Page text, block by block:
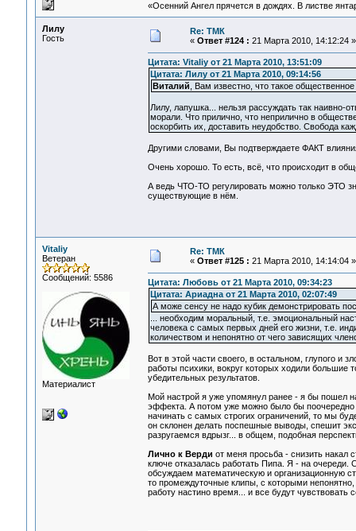
«Осенний Ангел прячется в дождях. В листве
Лилу
Гость
Re: ТМК
« Ответ #124 : 21 Марта 2010, 14:12:24 »
Цитата: Vitaliy от 21 Марта 2010, 13:51:09
Цитата: Лилу от 21 Марта 2010, 09:14:56
Виталий , Вам известно, что такое
Лилу, лапушка... нельзя рассуждать так наивно-
морали. Что прилично, что неприлично в
оскорбить их, доставить неудобство. Свобода
Другими словами, Вы подтверждаете ФАКТ
Очень хорошо. То есть, всё, что происходит в
А ведь ЧТО-ТО регулировать можно только ЭТО
существующие в нём.
Vitaliy
Ветеран
Сообщений: 5586
Материалист
Re: ТМК
« Ответ #125 : 21 Марта 2010, 14:14:04 »
Цитата: Любовь от 21 Марта 2010, 09:34:23
Цитата: Ариадна от 21 Марта 2010, 02:07:49
А може сенсу не надо кубик демонстрировать
... необходим моральный, т.е. эмоциональный
человека с самых первых дней его жизни, т.е.
количеством и непонятно от чего зависящих
Вот в этой части своего, в остальном, глупого и
работы психики, вокруг которых ходили большие
убедительных результатов.
Мой настрой я уже упомянул ранее - я бы пошел
эффекта. А потом уже можно было бы поочередно
начинать с самых строгих ограничений, то мы
он склонен делать поспешные выводы, спешит
разругаемся вдрызг... в общем, подобная
Лично к Верди от меня просьба - снизить накал
ключе отказалась работать Пипа. Я - на очереди.
обсуждаем математическую и организационную
то промеждуточные клипы, с которыми
работу настино время... и все будут чувствовать